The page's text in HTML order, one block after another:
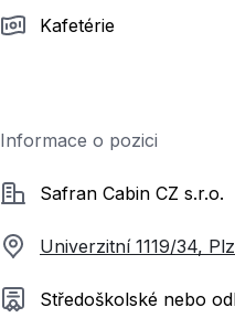
Kafetérie
Informace o pozici
SpolečnostSafran Cabin CZ s.r.o.
Univerzitní 1119/34,
Požadované vzdělání
Středoškolské nebo